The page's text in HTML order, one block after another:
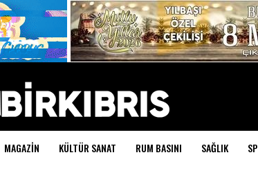
MAGAZIN KÜLTÜR SANAT RUM BASINI SAĞLIK